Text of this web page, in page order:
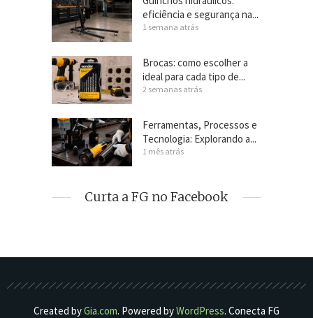
eficiência e segurança na...
1 semana atrás
Brocas: como escolher a
ideal para cada tipo de...
2 semanas atrás
Ferramentas, Processos e
Tecnologia: Explorando a...
1 mês atrás
Curta a FG no Facebook
Created byGia.com. Powered byWordPress. Conecta FG